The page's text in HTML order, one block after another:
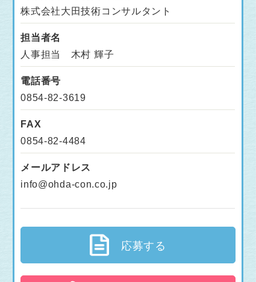
株式会社大田技術コンサルタント
担当者名
人事担当 木村 輝子
電話番号
0854-82-3619
FAX
0854-82-4484
メールアドレス
info@ohda-con.co.jp
応募する